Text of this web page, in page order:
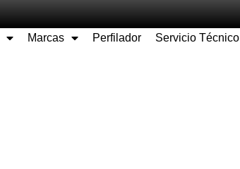
Marcas Perfilador Servicio Técnico
Equipos